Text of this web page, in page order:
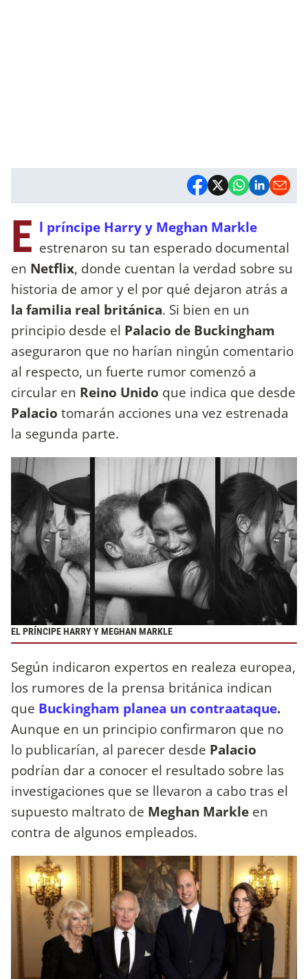
E l príncipe Harry y Meghan Markle
estrenaron su tan esperado documental
en Netflix, donde cuentan la verdad sobre su
historia de amor y el por qué dejaron atrás a
la familia real británica. Si bien en un
principio desde el Palacio de Buckingham
aseguraron que no harían ningún comentario
al respecto, un fuerte rumor comenzó a
circular en Reino Unido que indica que desde
Palacio tomarán acciones una vez estrenada
la segunda parte.
EL PRÍNCIPE HARRY Y MEGHAN MARKLE
Según indicaron expertos en realeza europea,
los rumores de la prensa británica indican
que Buckingham planea un contraataque.
Aunque en un principio confirmaron que no
lo publicarían, al parecer desde Palacio
podrían dar a conocer el resultado sobre las
investigaciones que se llevaron a cabo tras el
supuesto maltrato de Meghan Markle en
contra de algunos empleados.